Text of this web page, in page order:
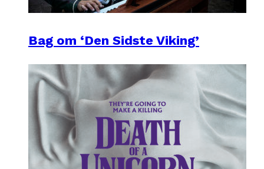
Bag om ‘Den Sidste Viking’